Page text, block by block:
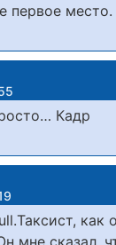
первое место.
Кадр
как